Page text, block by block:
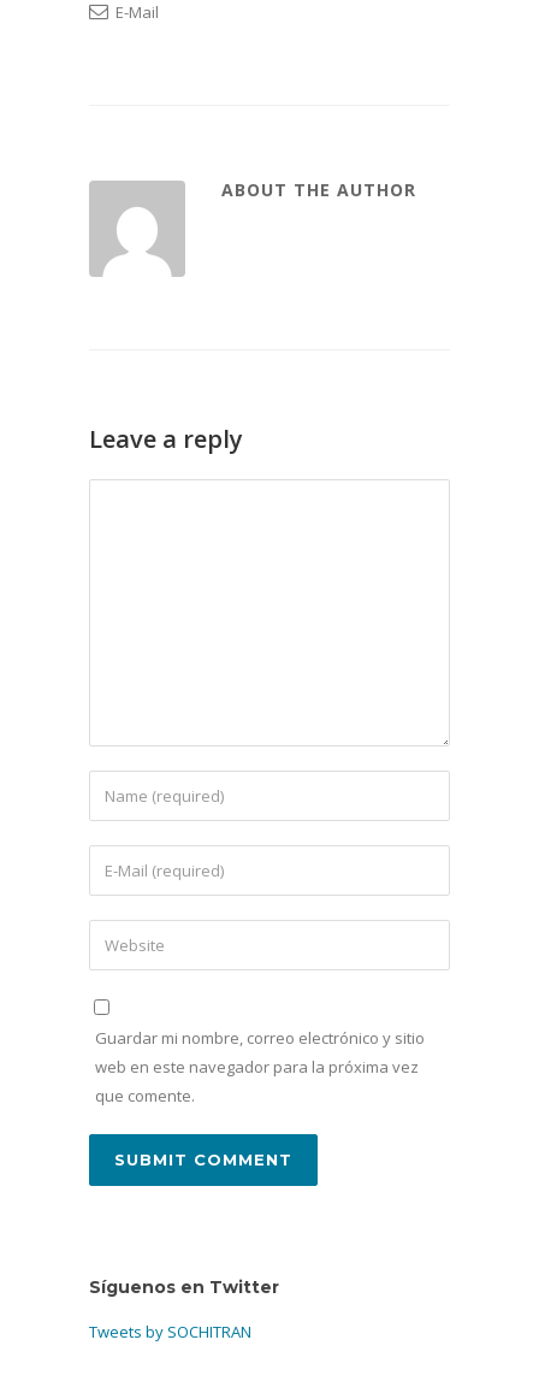
E-Mail
ABOUT THE AUTHOR
Leave a reply
Guardar mi nombre, correo electrónico y sitio
web en este navegador para la próxima vez
que comente.
Síguenos en Twitter
Tweets by SOCHITRAN